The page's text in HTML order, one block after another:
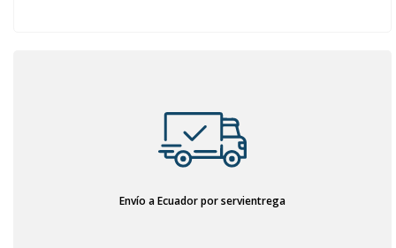
Envío a Ecuador por servientrega